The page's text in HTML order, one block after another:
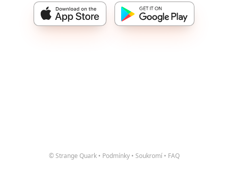
© Strange Quark • Podmínky • Soukromí • FAQ